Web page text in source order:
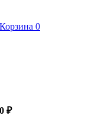
Корзина 0
₽